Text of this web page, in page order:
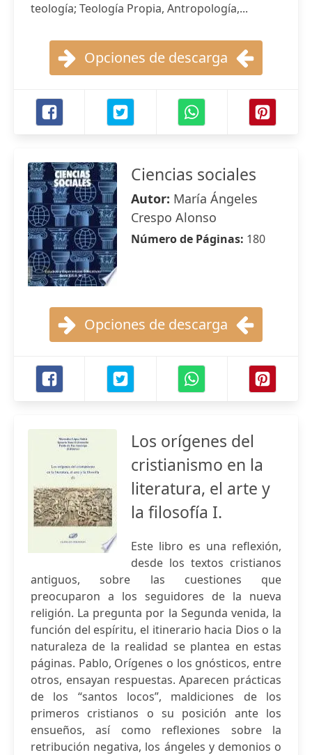
teología; Teología Propia, Antropología,...
Opciones de descarga
Ciencias sociales
Autor: María Ángeles
Crespo Alonso
Número de Páginas: 180
Opciones de descarga
Los orígenes del
cristianismo en la
literatura, el arte y
la filosofía I.
Este libro es una reflexión,
desde los textos cristianos
antiguos, sobre las cuestiones que
preocuparon a los seguidores de la nueva
religión. La pregunta por la Segunda venida, la
función del espíritu, el itinerario hacia Dios o la
naturaleza de la realidad se plantea en estas
páginas. Pablo, Orígenes o los gnósticos, entre
otros, ensayan respuestas. Aparecen prácticas
de los “santos locos”, maldiciones de los
primeros cristianos o su posición ante los
ensueños, así como reflexiones sobre la
retribución negativa, los ángeles y demonios o